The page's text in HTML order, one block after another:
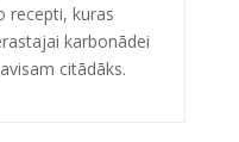
recepti, kuras
karbonādei
citādāks.